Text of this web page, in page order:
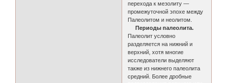
перехода к мезолиту —
промежуточной эпохе между
Палеолитом и неолитом.
Периоды палеолита.
Палеолит условно
разделяется на нижний и
верхний, хотя многие
исследователи выделяют
также из нижнего палеолита
средний. Более дробные